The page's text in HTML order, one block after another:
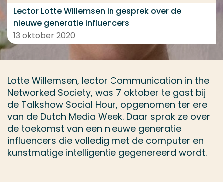
Lector Lotte Willemsen in gesprek over de
nieuwe generatie influencers
13 oktober 2020
Lotte Willemsen, lector Communication in the
Networked Society, was 7 oktober te gast bij
de Talkshow Social Hour, opgenomen ter ere
van de Dutch Media Week. Daar sprak ze over
de toekomst van een nieuwe generatie
influencers die volledig met de computer en
kunstmatige intelligentie gegenereerd wordt.
Contact